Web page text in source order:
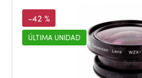
-42 %
ÚLTIMA UNIDAD